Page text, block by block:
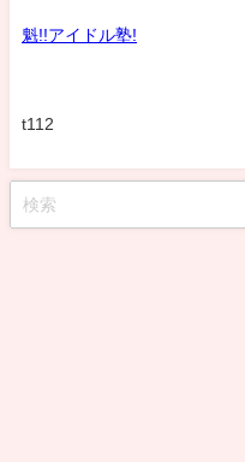
魁!!アイドル塾!
t112